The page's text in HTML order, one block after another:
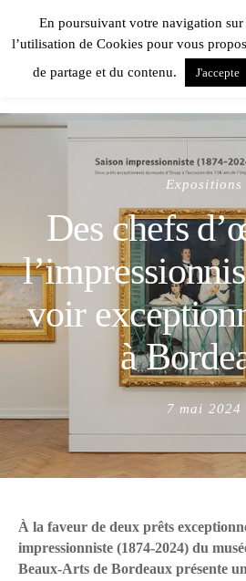
Expositions
Des chefs
voir
à
Posted
7 mai 2024
À la faveur de deux prêts
impressionniste (1874-2024) du
Beaux-Arts de Bordeaux présente
En poursuivant votre navigation sur
l’utilisation de Cookies pour vous
de partage et du contenu.
J'accepte